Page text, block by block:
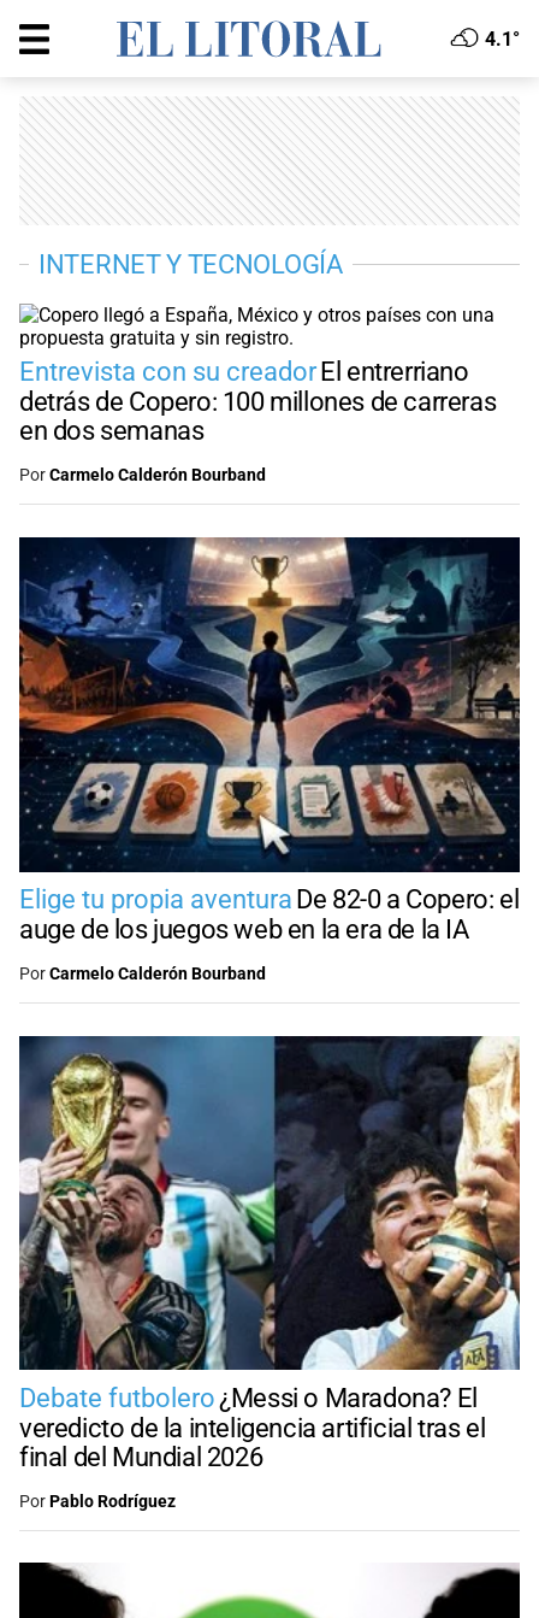
4.1°
INTERNET Y TECNOLOGÍA
Entrevista con su creador El entrerriano
detrás de Copero: 100 millones de carreras
en dos semanas
PorCarmelo Calderón Bourband
Elige tu propia aventura De 82-0 a Copero: el
auge de los juegos web en la era de la IA
PorCarmelo Calderón Bourband
Debate futbolero ¿Messi o Maradona? El
veredicto de la inteligencia artificial tras el
final del Mundial 2026
PorPablo Rodríguez